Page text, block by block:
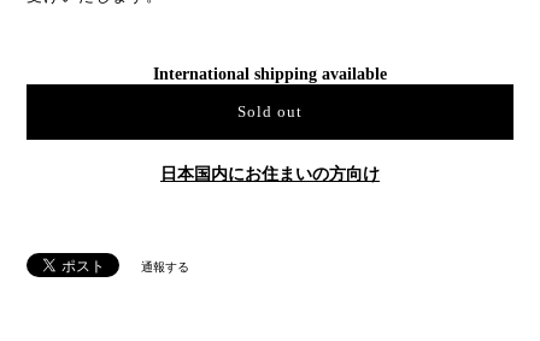
International shipping available
Sold out
日本国内にお住まいの方向け
通報する